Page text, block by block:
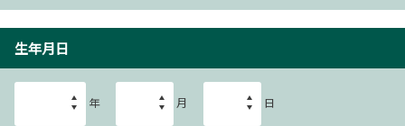
生年月日
年 月 日